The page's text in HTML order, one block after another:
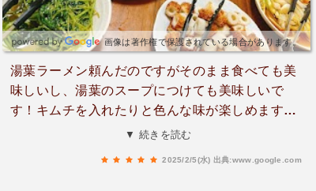
画像は著作権で保護されている場合があります。
湯葉ラーメン頼んだのですがそのまま食べても美
味しいし、湯葉のスープにつけても美味しいで
す！キムチを入れたりと色んな味が楽しめます！
お店の方もとても親切でした🎵また行きたいとお
▼ 続きを読む
2025/2/5(水) 出典:www.google.com